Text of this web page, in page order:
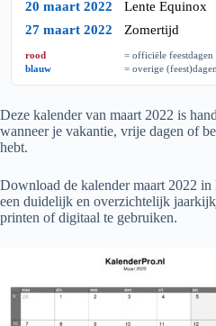
20 maart 2022
Lente Equinox
27 maart 2022
Zomertijd
rood
= officiële feestdagen
blauw
= overige (feest)dagen
Deze kalender van maart 2022 is
wanneer je vakantie, vrije dagen of
hebt.
Download de kalender maart 2022 in
een duidelijk en overzichtelijk
printen of digitaal te gebruiken.